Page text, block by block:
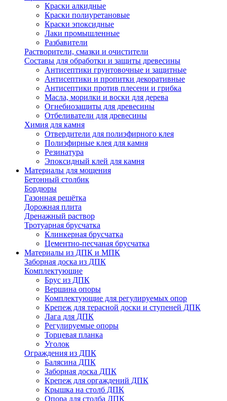
Краски алкидные
Краски полиуретановые
Краски эпоксидные
Лаки промышленные
Разбавители
Растворители, смазки и очистители
Составы для обработки и защиты древесины
Антисептики грунтовочные и защитные
Антисептики и пропитки декоративные
Антисептики против плесени и грибка
Масла, морилки и воски для дерева
Огнебиозащиты для древесины
Отбеливатели для древесины
Химия для камня
Отвердители для полиэфирного клея
Полиэфирные клея для камня
Резинатура
Эпоксидный клей для камня
Материалы для мощения
Бетонный столбик
Бордюры
Газонная решётка
Дорожная плита
Дренажный раствор
Тротуарная брусчатка
Клинкерная брусчатка
Цементно-песчаная брусчатка
Материалы из ДПК и МПК
Заборная доска из ДПК
Комплектующие
Брус из ДПК
Вершина опоры
Комплектующие для регулируемых опор
Крепеж для терасной доски и ступеней ДПК
Лага для ДПК
Регулируемые опоры
Торцевая планка
Уголок
Ограждения из ДПК
Балясина ДПК
Заборная доска ДПК
Крепеж для оргаждений ДПК
Крышка на столб ДПК
Опора для столба ДПК